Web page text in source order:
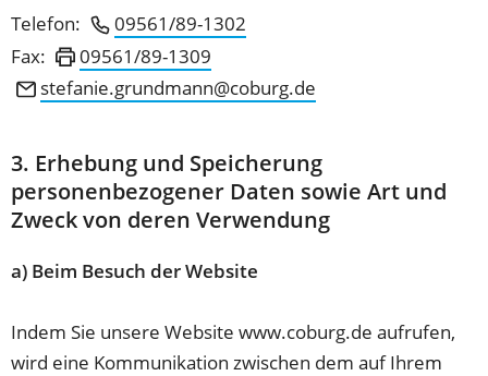
Telefon:
09561/89-1302
Fax:
09561/89-1309
stefanie.grundmann
coburg de
3. Erhebung und Speicherung
personenbezogener Daten sowie Art und
Zweck von deren Verwendung
a) Beim Besuch der Website
Indem Sie unsere Website www.coburg.de aufrufen,
wird eine Kommunikation zwischen dem auf Ihrem